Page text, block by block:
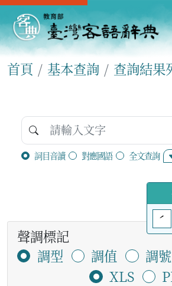
首頁 基本查詢 查詢結果
詞目音讀 對應國語 全文查詢
ˊ
聲調標記
調型
調值
調號
XLS